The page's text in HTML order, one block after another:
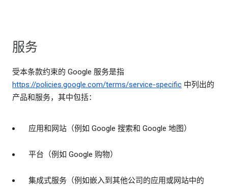
服务
受本条款约束的 Google 服务是指
https://policies.google.com/terms/service-specific 中列出的
产品和服务，其中包括：
应用和网站（例如 Google 搜索和 Google 地图）
平台（例如 Google 购物）
集成式服务（例如嵌入到其他公司的应用或网站中的